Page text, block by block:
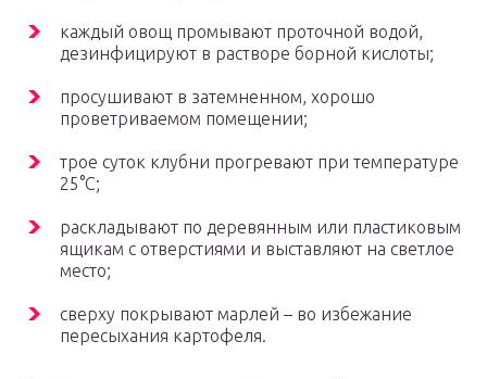
каждый овощ промывают проточной водой,
дезинфицируют в растворе борной кислоты;
просушивают в затемненном, хорошо
проветриваемом помещении;
трое суток клубни прогревают при температуре
25°С;
раскладывают по деревянным или пластиковым
ящикам с отверстиями и выставляют на светлое
место;
сверху покрывают марлей – во избежание
пересыхания картофеля.